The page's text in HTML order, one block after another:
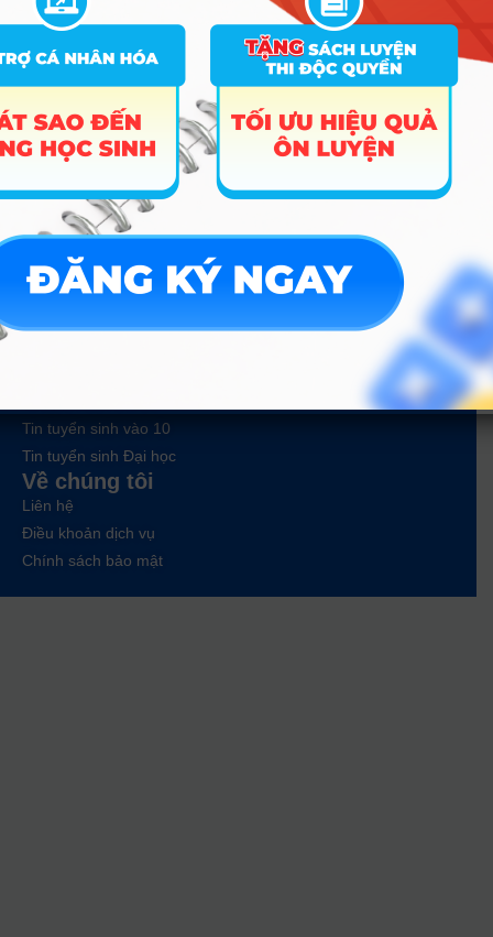
ĐĂNG KÝ NGAY
Công cụ
Trắc nghiệm MBTI
Tra cứu đề án tuyển sinh
Tin tuyển sinh vào 10
Tin tuyển sinh Đại học
Về chúng tôi
Liên hệ
Điều khoản dịch vụ
Chính sách bảo mật